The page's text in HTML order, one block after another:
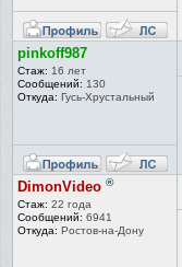
pinkoff987
Стаж: 16 лет
Сообщений: 130
Откуда: Гусь-Хрустальный
DimonVideo ®
Стаж: 22 года
Сообщений: 6941
Откуда: Ростов-на-Дону